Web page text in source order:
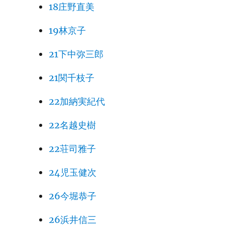
18庄野直美
19林京子
21下中弥三郎
21関千枝子
22加納実紀代
22名越史樹
22荘司雅子
24児玉健次
26今堀恭子
26浜井信三